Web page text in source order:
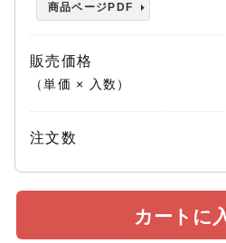
商品ページPDF
販売価格
（単価 × 入数）
注文数
カートに